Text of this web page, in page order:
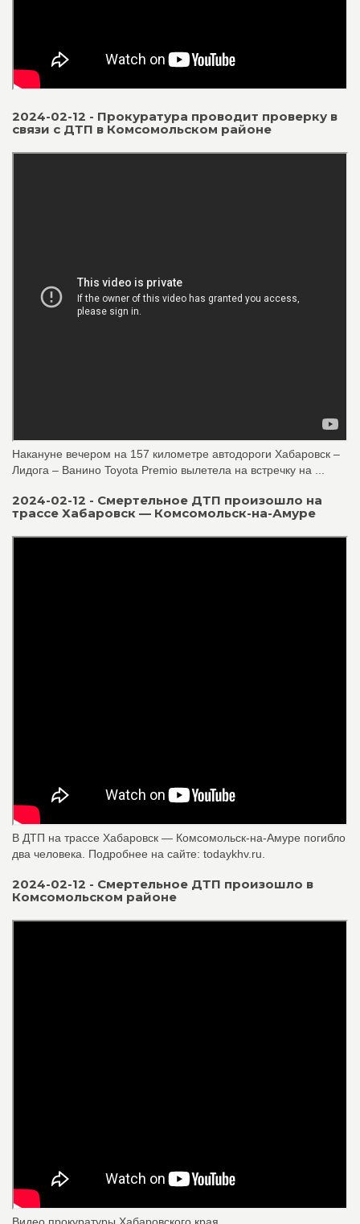
2024-02-12 - Прокуратура проводит проверку в
связи с ДТП в Комсомольском районе
Накануне вечером на 157 километре автодороги Хабаровск –
Лидога – Ванино Toyota Premio вылетела на встречку на ...
2024-02-12 - Смертельное ДТП произошло на
трассе Хабаровск — Комсомольск-на-Амуре
В ДТП на трассе Хабаровск — Комсомольск-на-Амуре погибло
два человека. Подробнее на сайте: todaykhv.ru.
2024-02-12 - Смертельное ДТП произошло в
Комсомольском районе